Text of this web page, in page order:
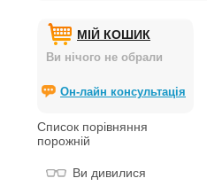
МІЙ КОШИК
Ви нічого не обрали
Он-лайн консультація
Список порівняння
порожній
Ви дивилися